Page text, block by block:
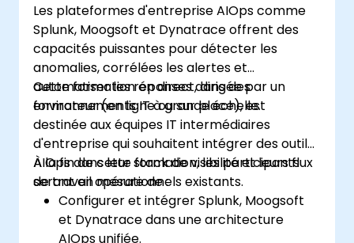
Les plateformes d'entreprise AIOps comme
Splunk, Moogsoft et Dynatrace offrent des
capacités puissantes pour détecter les
anomalies, corrélées les alertes et
automatiser les réponses dans des
environnements IT à grande échelle.
Cette formation en direct, dirigée par un
formateur (en ligne ou sur place), est
destinée aux équipes IT intermédiaires
d'entreprise qui souhaitent intégrer des outils
AIOps dans leur stack de visibilité et leurs flux
de travail opérationnels existants.
À la fin de cette formation, les participants
seront en mesure de :
Configurer et intégrer Splunk, Moogsoft
et Dynatrace dans une architecture
AIOps unifiée.